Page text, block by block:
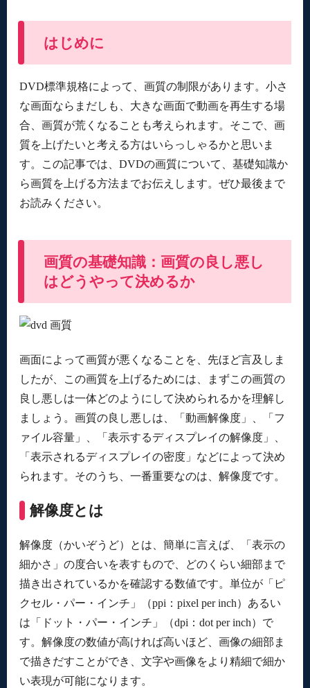
はじめに
DVD標準規格によって、画質の制限があります。小さ
な画面ならまだしも、大きな画面で動画を再生する場
合、画質が荒くなることも考えられます。そこで、画
質を上げたいと考える方はいらっしゃるかと思いま
す。この記事では、DVDの画質について、基礎知識か
ら画質を上げる方法までお伝えします。ぜひ最後まで
お読みください。
画質の基礎知識：画質の良し悪し
はどうやって決めるか
画面によって画質が悪くなることを、先ほど言及しま
したが、この画質を上げるためには、まずこの画質の
良し悪しは一体どのようにして決められるかを理解し
ましょう。画質の良し悪しは、「動画解像度」、「フ
ァイル容量」、「表示するディスプレイの解像度」、
「表示されるディスプレイの密度」などによって決め
られます。そのうち、一番重要なのは、解像度です。
解像度とは
解像度（かいぞうど）とは、簡単に言えば、「表示の
細かさ」の度合いを表すもので、どのくらい細部まで
描き出されているかを確認する数値です。単位が「ピ
クセル・パー・インチ」（ppi：pixel per inch）あるい
は「ドット・パー・インチ」（dpi：dot per inch）で
す。解像度の数値が高ければ高いほど、画像の細部ま
で描きだすことができ、文字や画像をより精細で細か
い表現が可能になります。